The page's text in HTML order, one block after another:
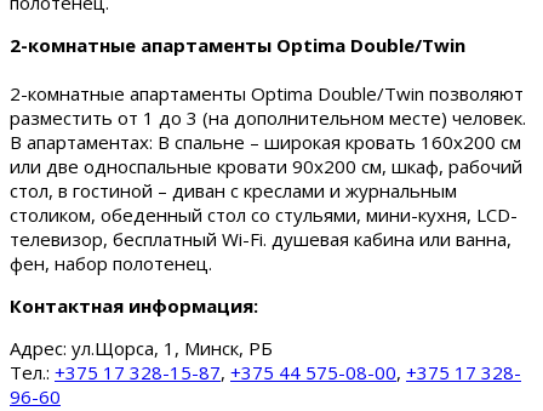
2-комнатные апартаменты Optima Double/Twin
2-комнатные апартаменты Optima Double/Twin позволяют
разместить от 1 до 3 (на дополнительном месте) человек.
В апартаментах: В спальне – широкая кровать 160х200 см
или две односпальные кровати 90х200 см, шкаф, рабочий
стол, в гостиной – диван с креслами и журнальным
столиком, обеденный стол со стульями, мини-кухня, LCD-
телевизор, бесплатный Wi-Fi. душевая кабина или ванна,
фен, набор полотенец.
Контактная информация:
Адрес: ул.Щорса, 1, Минск, РБ
Тел.: +375 17 328-15-87, +375 44 575-08-00, +375 17 328-
96-60